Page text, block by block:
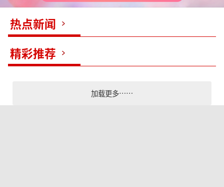
热点新闻
精彩推荐
加载更多……